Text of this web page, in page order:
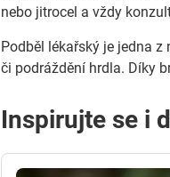
nebo jitrocel a vždy
Podběl lékařský je jedna
či podráždění hrdla. Díky
Inspirujte se i